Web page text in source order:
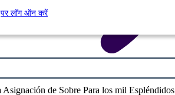
पर लॉग ऑन करें